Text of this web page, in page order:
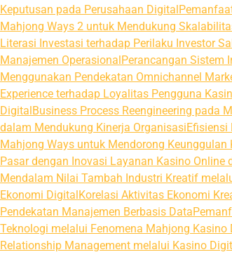
Keputusan pada Perusahaan Digital
Mahjong Ways 2 untuk Mendukung
Literasi Investasi terhadap Perilaku Investor
Manajemen OperasionalPerancangan Sistem
Menggunakan Pendekatan Omnichannel
Experience terhadap Loyalitas Pengguna
DigitalBusiness Process Reengineering pada
dalam Mendukung Kinerja OrganisasiEfisiensi
Mahjong Ways untuk Mendorong Keunggulan
Pasar dengan Inovasi Layanan Kasino Online
Mendalam Nilai Tambah Industri Kreatif
Ekonomi DigitalKorelasi Aktivitas Ekonomi
Pendekatan Manajemen Berbasis Data
Teknologi melalui Fenomena Mahjong Kasino
Relationship Management melalui Kasino